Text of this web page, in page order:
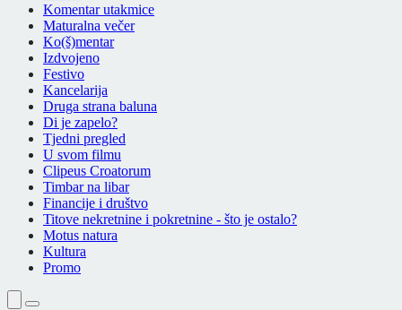
Komentar utakmice
Maturalna večer
Ko(š)mentar
Izdvojeno
Festivo
Kancelarija
Druga strana baluna
Di je zapelo?
Tjedni pregled
U svom filmu
Clipeus Croatorum
Timbar na libar
Financije i društvo
Titove nekretnine i pokretnine - što je ostalo?
Motus natura
Kultura
Promo